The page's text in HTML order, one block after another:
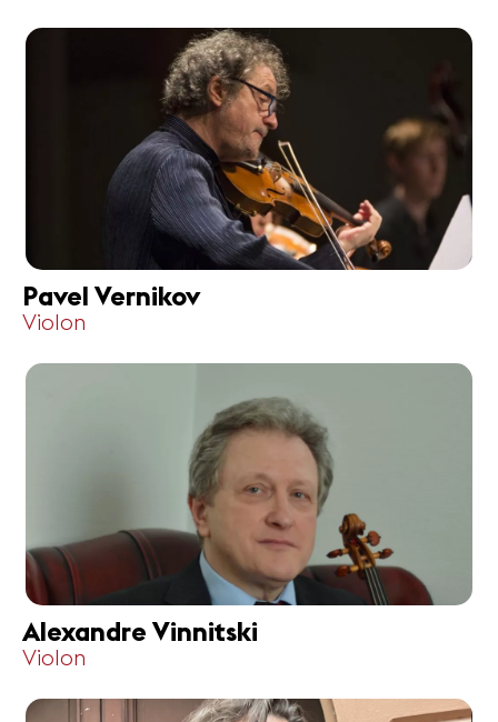
Pavel Vernikov
Violon
Alexandre Vinnitski
Violon